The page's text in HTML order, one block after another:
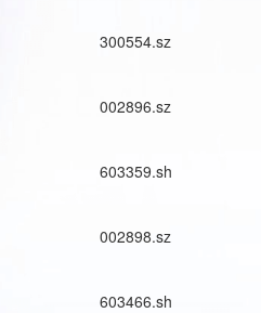
300554.sz
002896.sz
603359.sh
002898.sz
603466.sh